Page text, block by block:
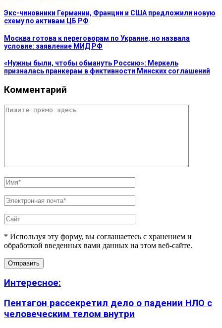
Экс-чиновники Германии, Франции и США предложили новую
схему по активам ЦБ РФ
Москва готова к переговорам по Украине, но назвала
условие: заявление МИД РФ
«Нужны были, чтобы обмануть Россию»: Меркель
призналась пранкерам в фиктивности Минских соглашений
Комментарий
* Используя эту форму, вы соглашаетесь с хранением и
обработкой введенных вами данных на этом веб-сайте.
Интересное:
Пентагон рассекретил дело о падении НЛО с
человеческим телом внутри